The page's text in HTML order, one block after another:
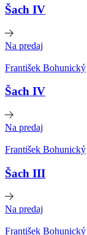
Šach IV
Na predaj
František Bohunický
Šach IV
Na predaj
František Bohunický
Šach III
Na predaj
František Bohunický